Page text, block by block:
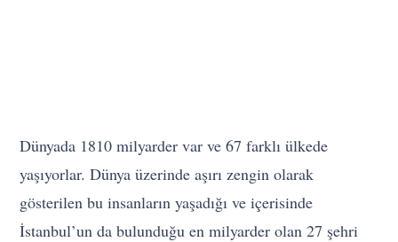
Dünyada 1810 milyarder var ve 67 farklı ülkede
yaşıyorlar. Dünya üzerinde aşırı zengin olarak
gösterilen bu insanların yaşadığı ve içerisinde
İstanbul’un da bulunduğu en milyarder olan 27 şehri